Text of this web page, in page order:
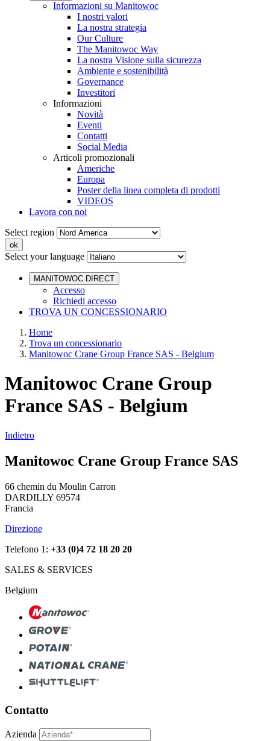
Informazioni su Manitowoc
I nostri valori
La nostra strategia
Our Culture
The Manitowoc Way
La nostra Visione sulla sicurezza
Ambiente e sostenibilità
Governance
Investitori
Informazioni
Novità
Eventi
Contatti
Social Media
Articoli promozionali
Americhe
Europa
Poster della linea completa di prodotti
VIDEOS
Lavora con noi
Select region
Select your language
MANITOWOC DIRECT
Accesso
Richiedi accesso
TROVA UN CONCESSIONARIO
Home
Trova un concessionario
Manitowoc Crane Group France SAS - Belgium
Manitowoc Crane Group
France SAS - Belgium
Indietro
Manitowoc Crane Group France SAS
66 chemin du Moulin Carron
DARDILLY 69574
Francia
Direzione
Telefono 1: +33 (0)4 72 18 20 20
SALES & SERVICES
Belgium
Contatto
Azienda